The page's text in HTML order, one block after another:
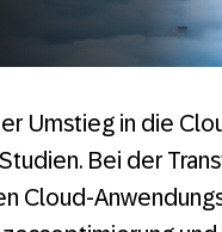
Umstieg in die
Bei der
Cloud-